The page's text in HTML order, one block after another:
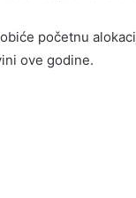
početnu
ove godine.